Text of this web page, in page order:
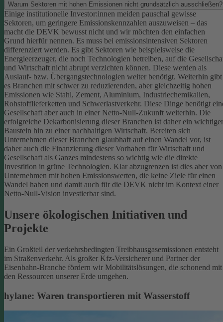
Warum Sektoren mit hohen Emissionen nicht grundsätzlich ausschließen?
Einige institutionelle Investor:innen meiden pauschal gewisse
Sektoren, um geringere Emissionskennzahlen auszuweisen – das
macht die DEVK bewusst nicht und wir möchten den einfachen
Grund hierfür nennen. Es muss bei emissionsintensiven Sektoren
differenziert werden. Es gibt Sektoren wie beispielsweise die
Energieerzeuger, die noch Technologien betreiben, auf die
und Wirtschaft nicht abrupt verzichten können. Diese werden als
Auslauf- bzw. Übergangstechnologien weiter benötigt. Weiterhin gibt
es Branchen mit schwer zu reduzierenden, aber gleichzeitig hohen
Emissionen wie Stahl, Zement, Aluminium, Industriechemikalien,
Rohstofflieferketten und Schwerlastverkehr. Diese Dinge benötigt
Gesellschaft aber auch in einer Netto-Null-Zukunft weiterhin. Die
erfolgreiche Dekarbonisierung dieser Branchen ist daher ein wichtiger
Baustein hin zu einer nachhaltigen Wirtschaft. Bereiten sich
Unternehmen dieser Branchen glaubhaft auf einen Wandel vor, ist
daher auch die Finanzierung dieser Vorhaben für Wirtschaft und
Gesellschaft als Ganzes mindestens so wichtig wie die direkte
Investition in grüne Technologien. Klar abzugrenzen ist dies aber von
Unternehmen mit hohen Emissionswerten, die keine Ziele für einen
Wandel haben und damit auch für die DEVK nicht im Kontext einer
Netto-Null-Vision investierbar sind.
Unsere ökologischen Initiativen und
Projekte
Ein Großteil der verkehrsbedingten Treibhausgasemissionen entsteht
im Straßenverkehr. Als großer Kfz-Versicherer und Partner der
Eisenbahn-Branche fördern wir Mobilitätslösungen, die schonend mit
den Ressourcen unserer Erde umgehen.
hylane: Waren transportieren mit Wasserstoff